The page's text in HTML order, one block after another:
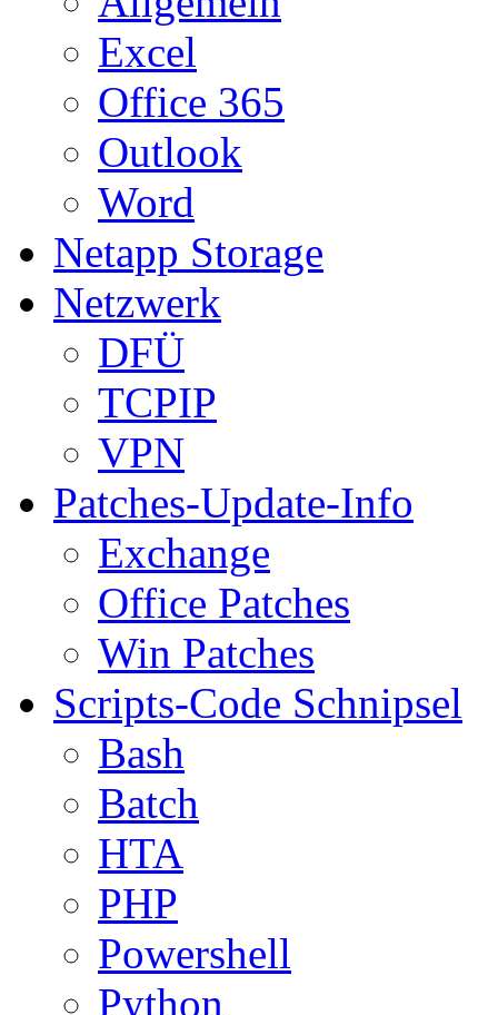
Excel
Office 365
Outlook
Word
Netapp Storage
Netzwerk
DFÜ
TCPIP
VPN
Patches-Update-Info
Exchange
Office Patches
Win Patches
Scripts-Code Schnipsel
Bash
Batch
HTA
PHP
Powershell
Python